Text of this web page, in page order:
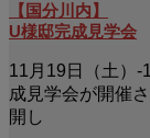
【国分川内】
U様邸完成見学会
11月19日（土）-
成見学会が開催
開し